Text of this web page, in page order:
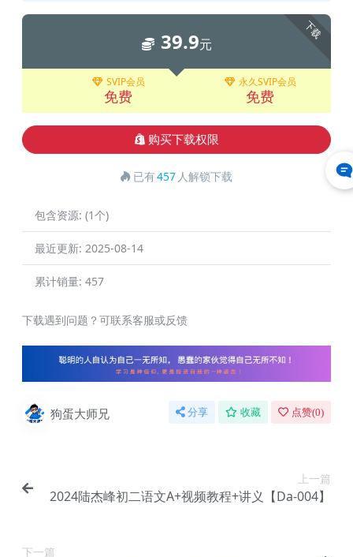
下载
39.9元
SVIP会员
免费
永久SVIP会员
免费
购买下载权限
已有457 人解锁下载
包含资源: (1个)
最近更新: 2025-08-14
累计销量: 457
下载遇到问题？可联系客服或反馈
狗蛋大师兄 分享 收藏 点赞(0)
上一篇
2024陆杰峰初二语文A+视频教程+讲义【Da-004】
下一篇